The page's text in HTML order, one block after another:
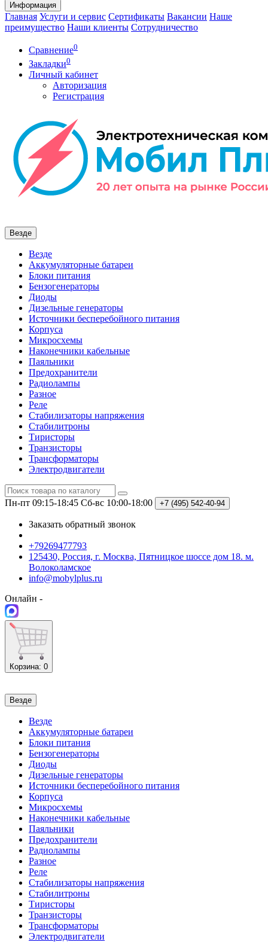
Информация
Главная Услуги и сервис Сертификаты Вакансии Наше
преимущество Наши клиенты Сотрудничество
Сравнение0
Закладки0
Личный кабинет
Авторизация
Регистрация
Везде
Везде
Аккумуляторные батареи
Блоки питания
Бензогенераторы
Диоды
Дизельные генераторы
Источники бесперебойного питания
Корпуса
Микросхемы
Наконечники кабельные
Паяльники
Предохранители
Радиолампы
Разное
Реле
Стабилизаторы напряжения
Стабилитроны
Тиристоры
Транзисторы
Трансформаторы
Электродвигатели
Пн-пт 09:15-18:45 Сб-вс 10:00-18:00 +7 (495) 542-40-94
Заказать обратный звонок
+79269477793
125430, Россия, г. Москва, Пятницкое шоссе дом 18. м.
Волоколамское
info@mobylplus.ru
Онлайн -
Корзина: 0
Везде
Везде
Аккумуляторные батареи
Блоки питания
Бензогенераторы
Диоды
Дизельные генераторы
Источники бесперебойного питания
Корпуса
Микросхемы
Наконечники кабельные
Паяльники
Предохранители
Радиолампы
Разное
Реле
Стабилизаторы напряжения
Стабилитроны
Тиристоры
Транзисторы
Трансформаторы
Электродвигатели